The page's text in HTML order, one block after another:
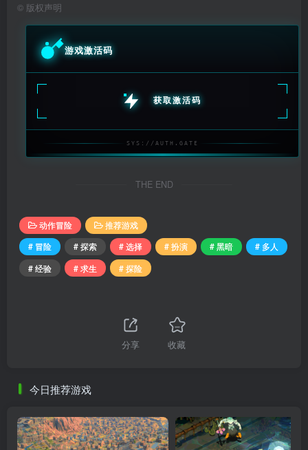
© 版权声明
游戏激活码
获取激活码
SYS://AUTH.GATE
THE END
动作冒险
推荐游戏
# 冒险
# 探索 # 选择 # 扮演 # 黑暗
# 多人
# 经验
# 求生 # 探险
分享 收藏
今日推荐游戏